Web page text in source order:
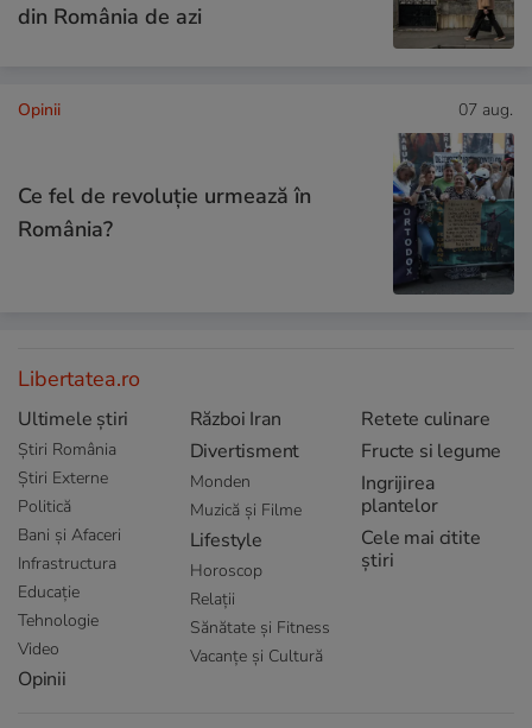
din România de azi
Opinii 07 aug.
Ce fel de revoluție urmează în
România?
Libertatea.ro
Ultimele știri
Știri România
Știri Externe
Politică
Bani și Afaceri
Infrastructura
Educație
Tehnologie
Video
Opinii
Război Iran
Divertisment
Monden
Muzică și Filme
Lifestyle
Horoscop
Relații
Sănătate și Fitness
Vacanțe și Cultură
Retete culinare
Fructe si legume
Ingrijirea
plantelor
Cele mai citite
știri